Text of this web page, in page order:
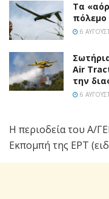
Τα
πόλεμο
6
Air
την
6
Η περιοδεία του Α/
Εκπομπή της ΕΡΤ